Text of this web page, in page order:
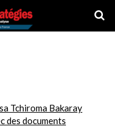
Tchiroma Bakaray
des documents